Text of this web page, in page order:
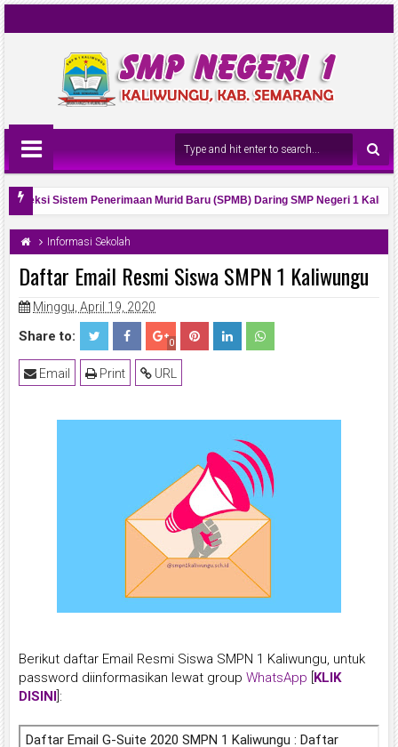
Seleksi Sistem Penerimaan Murid Baru (SPMB) Daring SMP Negeri 1
Osis Tahun 2026 dan Visi Misinya
Informasi Sekolah
Daftar Email Resmi Siswa SMPN 1 Kaliwungu
Minggu, April 19, 2020
Share to: 0
URL
Print
Email
Berikut daftar Email Resmi Siswa SMPN 1 Kaliwungu, untuk
password diinformasikan lewat group WhatsApp KLIK
DISINI ]: